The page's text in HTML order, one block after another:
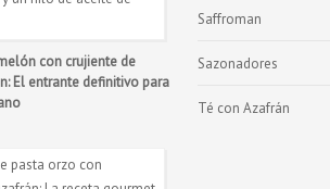
con crujiente de
El entrante definitivo para
Saffroman
Sazonadores
Té con Azafrán